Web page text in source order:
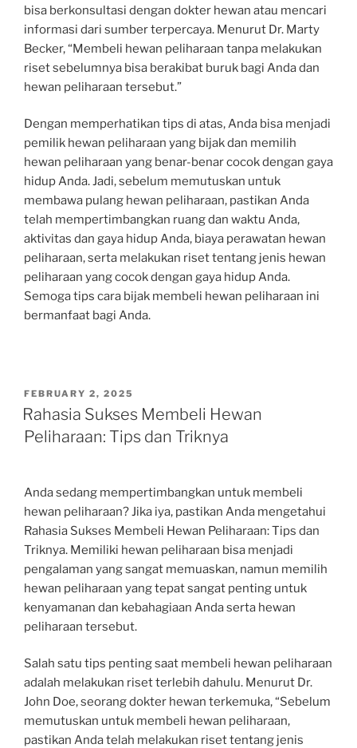
bisa berkonsultasi dengan dokter hewan atau mencari
informasi dari sumber terpercaya. Menurut Dr. Marty
Becker, “Membeli hewan peliharaan tanpa melakukan
riset sebelumnya bisa berakibat buruk bagi Anda dan
hewan peliharaan tersebut.”
Dengan memperhatikan tips di atas, Anda bisa menjadi
pemilik hewan peliharaan yang bijak dan memilih
hewan peliharaan yang benar-benar cocok dengan gaya
hidup Anda. Jadi, sebelum memutuskan untuk
membawa pulang hewan peliharaan, pastikan Anda
telah mempertimbangkan ruang dan waktu Anda,
aktivitas dan gaya hidup Anda, biaya perawatan hewan
peliharaan, serta melakukan riset tentang jenis hewan
peliharaan yang cocok dengan gaya hidup Anda.
Semoga tips cara bijak membeli hewan peliharaan ini
bermanfaat bagi Anda.
POSTED
ON
FEBRUARY 2, 2025
Rahasia Sukses Membeli Hewan
Peliharaan: Tips dan Triknya
Anda sedang mempertimbangkan untuk membeli
hewan peliharaan? Jika iya, pastikan Anda mengetahui
Rahasia Sukses Membeli Hewan Peliharaan: Tips dan
Triknya. Memiliki hewan peliharaan bisa menjadi
pengalaman yang sangat memuaskan, namun memilih
hewan peliharaan yang tepat sangat penting untuk
kenyamanan dan kebahagiaan Anda serta hewan
peliharaan tersebut.
Salah satu tips penting saat membeli hewan peliharaan
adalah melakukan riset terlebih dahulu. Menurut Dr.
John Doe, seorang dokter hewan terkemuka, “Sebelum
memutuskan untuk membeli hewan peliharaan,
pastikan Anda telah melakukan riset tentang jenis